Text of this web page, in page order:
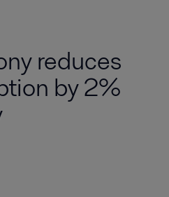
reduces
by 2%